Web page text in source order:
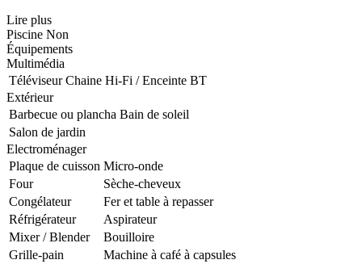
Lire plus
Piscine Non
Équipements
Multimédia
Téléviseur Chaine Hi-Fi / Enceinte BT
Extérieur
Barbecue ou plancha Bain de soleil
Salon de jardin
Electroménager
Plaque de cuisson Micro-onde
Four
Sèche-cheveux
Congélateur
Fer et table à repasser
Réfrigérateur
Aspirateur
Mixer / Blender
Bouilloire
Grille-pain
Machine à café à capsules